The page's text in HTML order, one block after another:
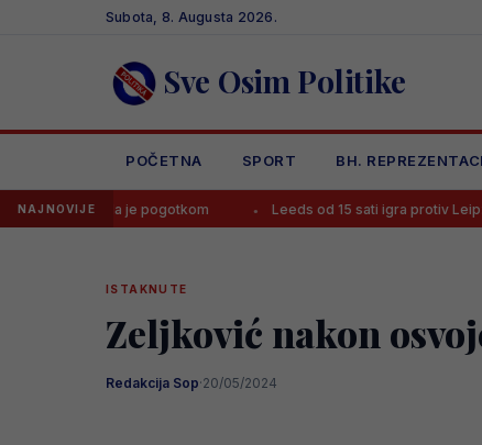
Subota, 8. Augusta 2026.
Sve Osim Politike
POČETNA SPORT BH.
NAJNOVIJE
je pogotkom Leeds od 15 sati igra protiv Leipziga,
ISTAKNUTE
Zeljković nakon
Redakcija Sop·20/05/2024